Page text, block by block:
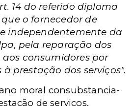
14 do referido diploma
o fornecedor de
independentemente da
pela reparação dos
consumidores por
prestação dos serviços".
moral consubstancia-
de serviços,